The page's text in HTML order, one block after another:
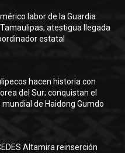
labor de la Guardia
atestigua llegada
estatal
hacen historia con
del Sur; conquistan el
de Haidong Gumdo
Altamira reinserción